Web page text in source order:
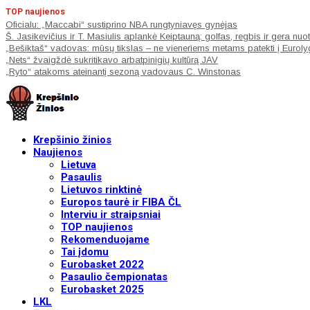
TOP naujienos
Oficialu: „Maccabi“ sustiprino NBA rungtyniavęs gynėjas
Š. Jasikevičius ir T. Masiulis aplankė Keiptauną: golfas, regbis ir gera
„Bešiktaš“ vadovas: mūsų tikslas – ne vieneriems metams patekti į
„Nets“ žvaigždė sukritikavo arbatpinigių kultūrą JAV
„Ryto“ atakoms ateinantį sezoną vadovaus C. Winstonas
Krepšinio žinios
Naujienos
Lietuva
Pasaulis
Lietuvos rinktinė
Europos taurė ir FIBA ČL
Interviu ir straipsniai
TOP naujienos
Rekomenduojame
Tai įdomu
Eurobasket 2022
Pasaulio čempionatas
Eurobasket 2025
LKL